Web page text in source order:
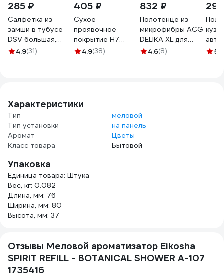
285 ₽
Салфетка из
замши в тубусе
DSV большая,
70х43х0.2 см
4.9(31)
405 ₽
Сухое
проявочное
покрытие H7
чёрное, 100 г
4.9(38)
832 ₽
Полотенце из
микрофибры ACG
DELIKA XL для
деликатной сушки
4.6(8) 5
Характеристики
Тип
меловой
Тип установки
на панель
Аромат
Цветы
Класс товара
Бытовой
Упаковка
Единица товара: Штука
Вес, кг: 0.082
Длина, мм: 76
Ширина, мм: 80
Высота, мм: 37
Отзывы Меловой ароматизатор Eikosha
SPIRIT REFILL - BOTANICAL SHOWER A-107
1735416